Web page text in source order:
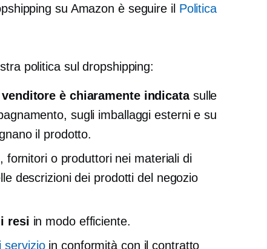
su Amazon è seguire il Politica
politica sul dropshipping:
è chiaramente indicatasulle
sugli imballaggi esterni e su
il prodotto.
fornitori o produttori nei materiali di
descrizioni dei prodotti del negozio
resi in modo efficiente.
servizioin conformità con il contratto